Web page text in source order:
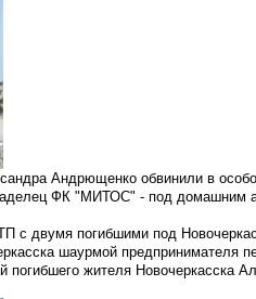
Андрющенко обвинили в
ФК "МИТОС" - под домашним
с двумя погибшими под
шаурмой предпринимателя
погибшего жителя Новочеркасска